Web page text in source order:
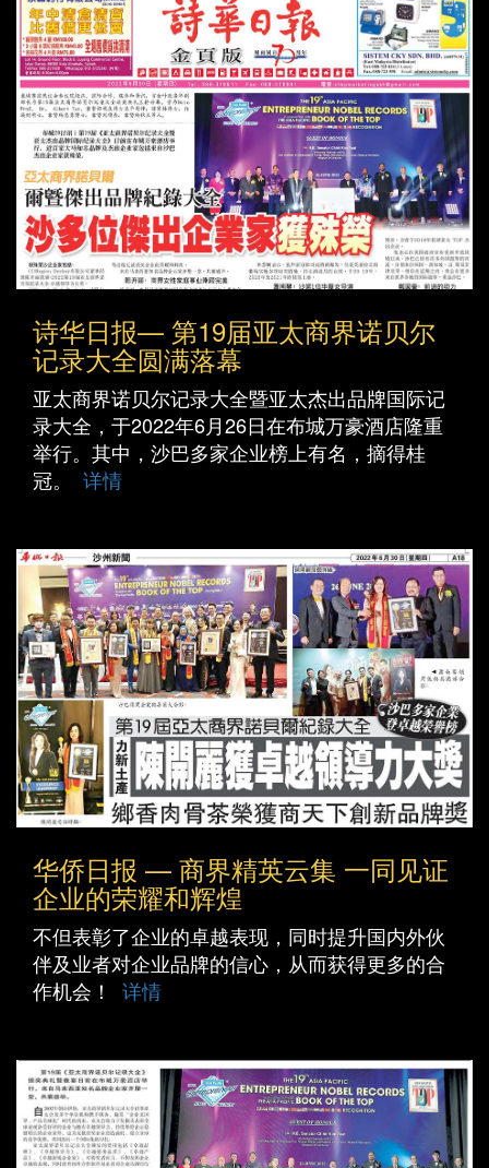
诗华日报— 第19届亚太商界诺贝尔
记录大全圆满落幕
亚太商界诺贝尔记录大全暨亚太杰出品牌国际记
录大全，于2022年6月26日在布城万豪酒店隆重
举行。其中，沙巴多家企业榜上有名，摘得桂
冠。
详情
华侨日报 — 商界精英云集 一同见证
企业的荣耀和辉煌
不但表彰了企业的卓越表现，同时提升国内外伙
伴及业者对企业品牌的信心，从而获得更多的合
作机会！
详情